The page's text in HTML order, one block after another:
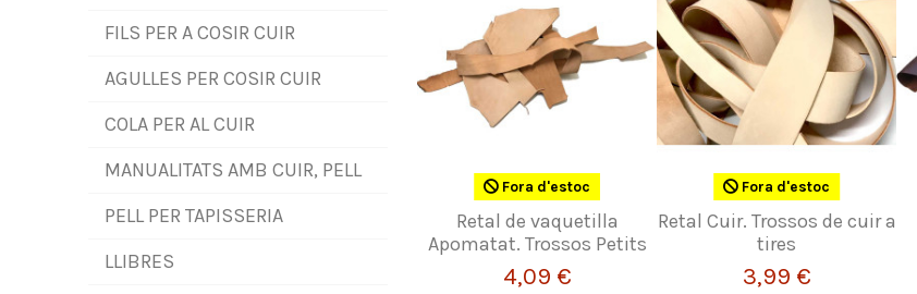
Fora d'estoc
Retal de vaquetilla
Apomatat. Trossos Petits
4,09 €
Fora d'estoc
Retal Cuir. Trossos de cuir a
tires
3,99 €
FILS PER A COSIR CUIR
AGULLES PER COSIR CUIR
COLA PER AL CUIR
MANUALITATS AMB CUIR, PELL
PELL PER TAPISSERIA
LLIBRES